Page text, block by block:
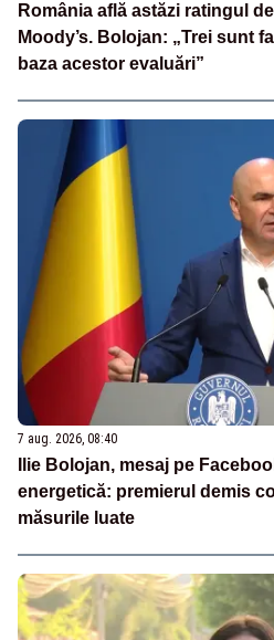
România află astăzi ratingul
Moody’s. Bolojan: „Trei sunt
baza acestor evaluări”
7 aug. 2026, 08:40
Ilie Bolojan, mesaj pe
energetică: premierul demis
măsurile luate